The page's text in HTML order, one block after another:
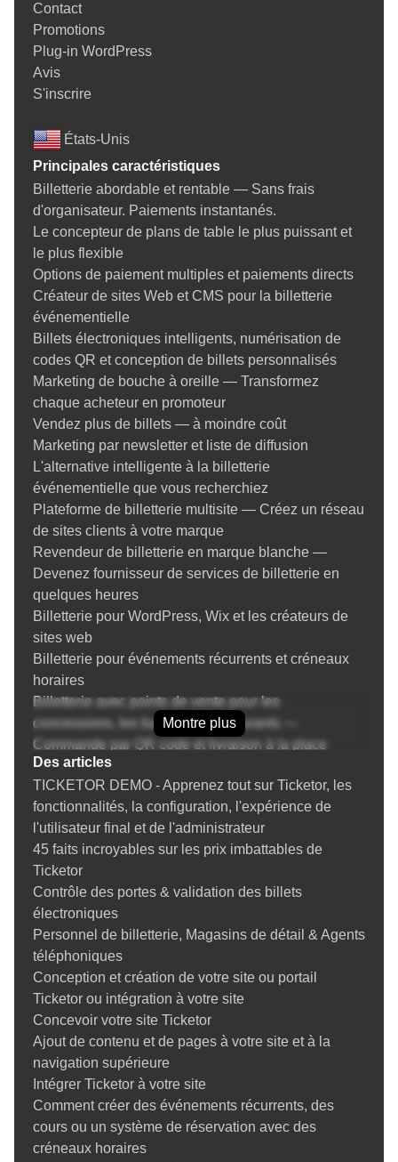
Contact
Promotions
Plug-in WordPress
Avis
S'inscrire
États-Unis
Principales caractéristiques
Billetterie abordable et rentable — Sans frais
d'organisateur. Paiements instantanés.
Le concepteur de plans de table le plus puissant et
le plus flexible
Options de paiement multiples et paiements directs
Créateur de sites Web et CMS pour la billetterie
événementielle
Billets électroniques intelligents, numérisation de
codes QR et conception de billets personnalisés
Marketing de bouche à oreille — Transformez
chaque acheteur en promoteur
Vendez plus de billets — à moindre coût
Marketing par newsletter et liste de diffusion
L'alternative intelligente à la billetterie
événementielle que vous recherchiez
Plateforme de billetterie multisite — Créez un réseau
de sites clients à votre marque
Revendeur de billetterie en marque blanche —
Devenez fournisseur de services de billetterie en
quelques heures
Billetterie pour WordPress, Wix et les créateurs de
sites web
Billetterie pour événements récurrents et créneaux
horaires
Billetterie avec points de vente pour les
concessions, les bars et les restaurants —
Commande par QR code et livraison à la place
Augmentez vos revenus de billetterie grâce aux
options supplémentaires
Billetterie, dons et gestion des donateurs
Gestion de la réputation et des avis sur les billets
Coupons et codes promotionnels pour la billetterie
Cartes-cadeaux pour la billetterie — Vendez, utilisez
et augmentez vos revenus
Prévention de la fraude et protection contre les
rétrofacturations pour la billetterie événementielle
Instructions
Tout savoir sur la vente de billets en ligne, la mise en
place d'une billetterie et de votre site Ticketor
Créer un événement
Conseils pour créer un événement en ligne
Conception du plan de salle du lieu
Ajout/mise à jour des tickets
Conseils pour créer des événements avec une
distance de sécurité en raison de COVID-19
Création et gestion des lieux
Montre plus
Des articles
TICKETOR DEMO - Apprenez tout sur Ticketor, les
fonctionnalités, la configuration, l'expérience de
l'utilisateur final et de l'administrateur
45 faits incroyables sur les prix imbattables de
Ticketor
Contrôle des portes & validation des billets
électroniques
Personnel de billetterie, Magasins de détail & Agents
téléphoniques
Conception et création de votre site ou portail
Ticketor ou intégration à votre site
Concevoir votre site Ticketor
Ajout de contenu et de pages à votre site et à la
navigation supérieure
Intégrer Ticketor à votre site
Comment créer des événements récurrents, des
cours ou un système de réservation avec des
créneaux horaires